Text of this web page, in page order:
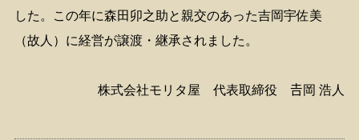
した。この年に森田卯之助と親交のあった吉岡宇佐美
（故人）に経営が譲渡・継承されました。
株式会社モリタ屋 代表取締役 𠮷岡 浩人